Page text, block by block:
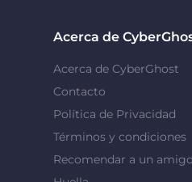
Acerca de
Acerca de CyberGhost
Contacto
Política de Privacidad
Términos y condiciones
Recomendar a un